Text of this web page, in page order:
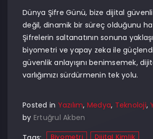
Dünya Şifre Günü, bize dijital
değil, dinamik bir süreç olduğunu
Şifrelerin saltanatının sonuna
biyometri ve yapay zeka ile
güvenlik anlayışını benimsemek,
varlığımızı sürdürmenin tek yolu.
Posted in Yazılım, Medya, Teknoloji,
by Ertuğrul Akben
Biyometri Dijital Kimlik